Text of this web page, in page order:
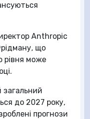
Anthropic
що
рівня може
до 2027 року,
прогнози